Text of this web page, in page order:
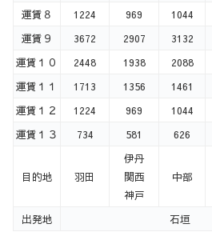
運賃８
1224 969 1044
運賃９
3672 2907 3132
運賃１０
2448 1938 2088
運賃１１
1713 1356 1461
運賃１２
1224 969 1044
運賃１３
734 581 626
目的地 羽田
伊丹
関西
神戸
中部
出発地 石垣